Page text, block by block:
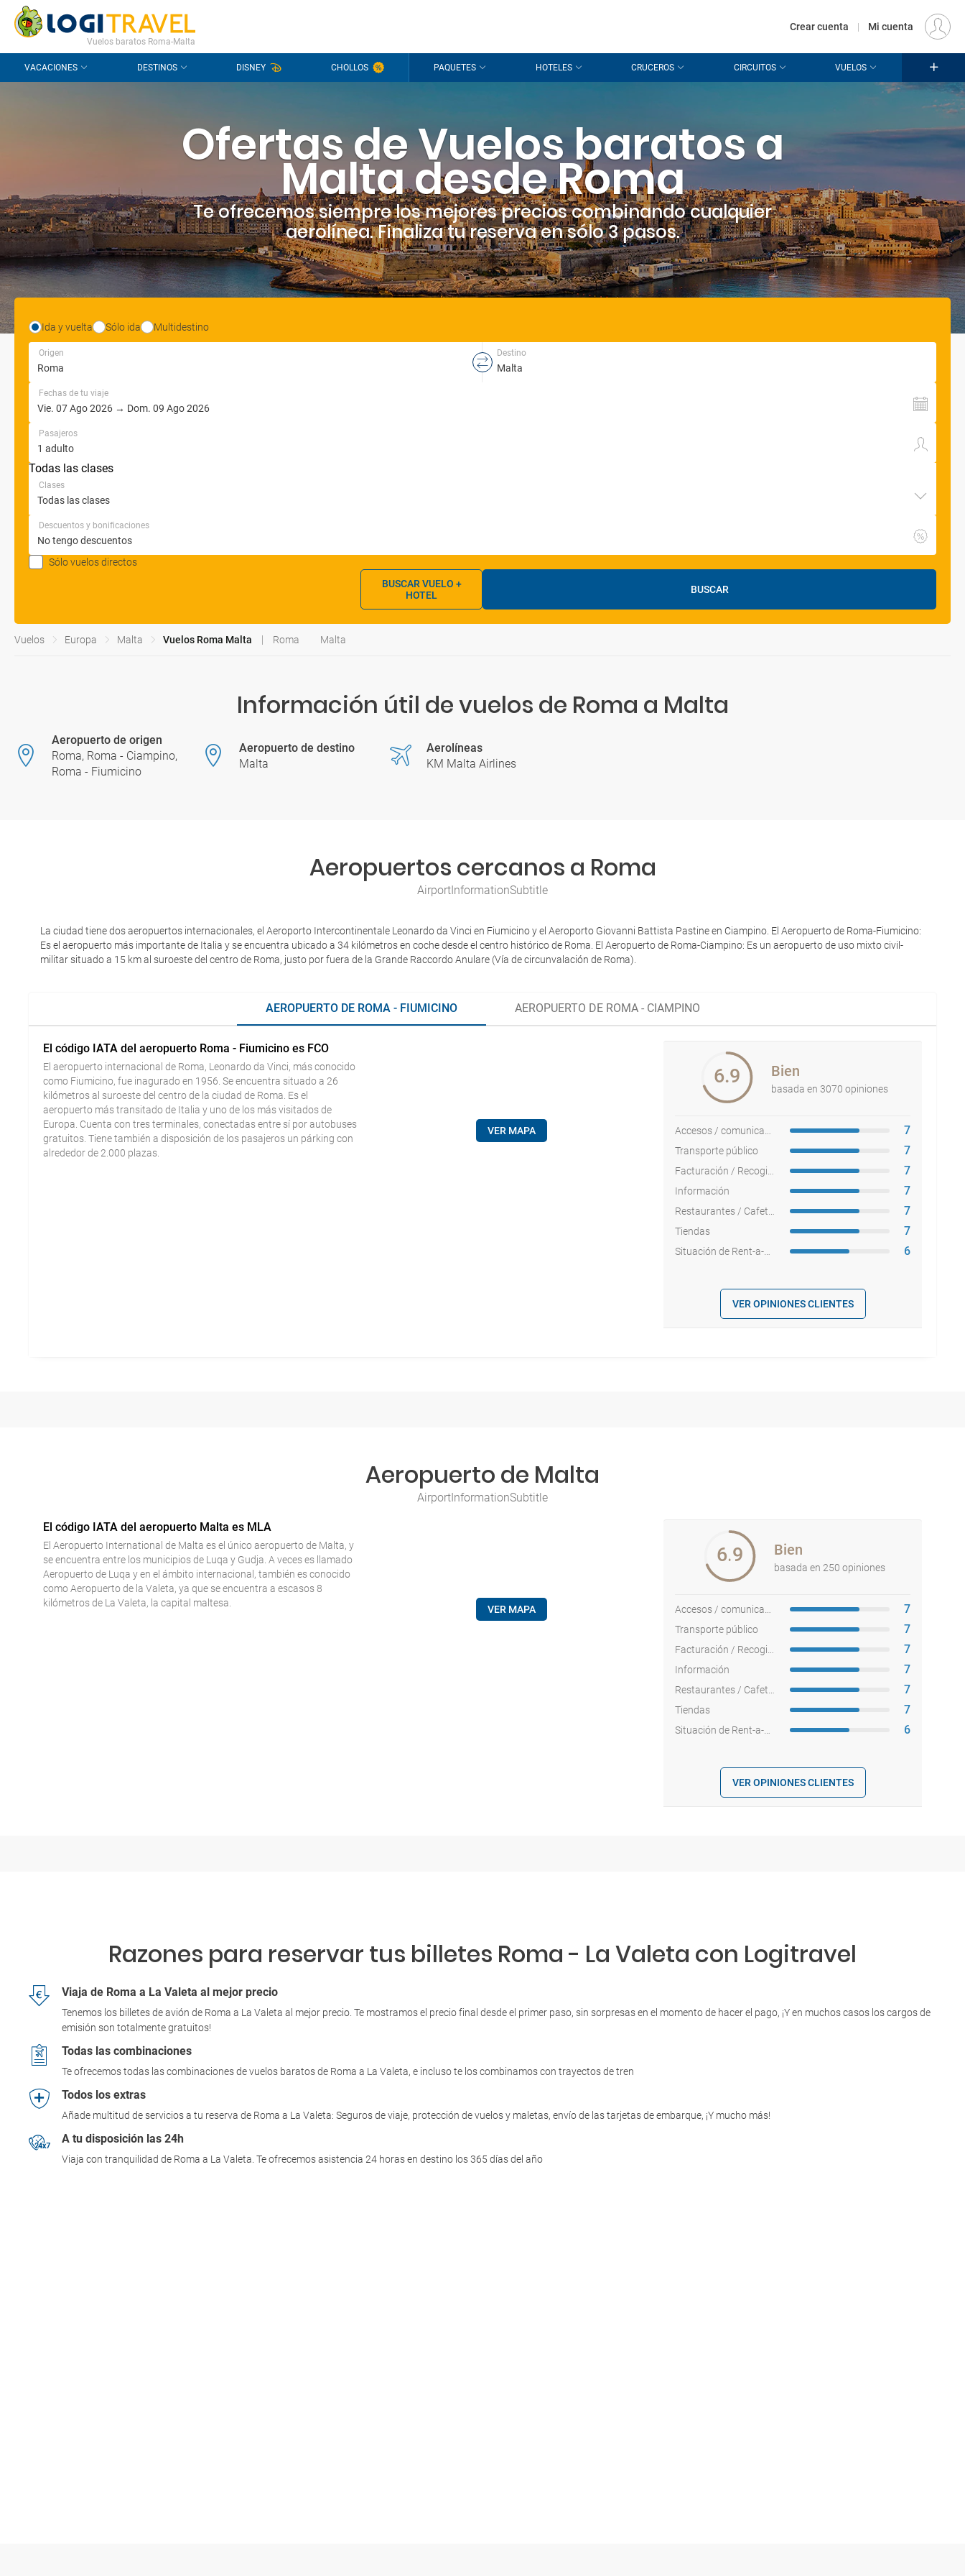
CONTACTO PREGUNTAS FRECUENTES EUR
Vuelos baratos Roma-Malta
Crear cuenta | Mi cuenta
VACACIONES DESTINOS DISNEY CHOLLOS PAQUETES HOTELES CRUCEROS CIRCUITOS VUELOS
Ofertas de Vuelos baratos a
Malta desde Roma
Te ofrecemos siempre los mejores precios combinando cualquier
aerolínea. Finaliza tu reserva en sólo 3 pasos.
Ida y vuelta Sólo ida Multidestino
Origen Destino
Fechas de tu viaje
Pasajeros
Todas las clases
Clases
Descuentos y bonificaciones
Sólo vuelos directos
BUSCAR
BUSCAR VUELO +
HOTEL
Vuelos Europa Malta Vuelos Roma Malta Roma Malta
Información útil de vuelos de Roma a Malta
Aeropuerto de origen
Roma, Roma - Ciampino,
Roma - Fiumicino
Aeropuerto de destino
Malta
Aerolíneas
KM Malta Airlines
Aeropuertos cercanos a Roma
AirportInformationSubtitle
La ciudad tiene dos aeropuertos internacionales, el Aeroporto Intercontinentale Leonardo da Vinci en Fiumicino y el Aeroporto Giovanni Battista Pastine en Ciampino. El Aeropuerto de Roma-Fiumicino:
Es el aeropuerto más importante de Italia y se encuentra ubicado a 34 kilómetros en coche desde el centro histórico de Roma. El Aeropuerto de Roma-Ciampino: Es un aeropuerto de uso mixto civil-
militar situado a 15 km al suroeste del centro de Roma, justo por fuera de la Grande Raccordo Anulare (Vía de circunvalación de Roma).
AEROPUERTO DE ROMA - FIUMICINO AEROPUERTO DE ROMA - CIAMPINO
El código IATA del aeropuerto Roma - Fiumicino es FCO
El aeropuerto internacional de Roma, Leonardo da Vinci, más conocido
como Fiumicino, fue inagurado en 1956. Se encuentra situado a 26
kilómetros al suroeste del centro de la ciudad de Roma. Es el
aeropuerto más transitado de Italia y uno de los más visitados de
Europa. Cuenta con tres terminales, conectadas entre sí por autobuses
gratuitos. Tiene también a disposición de los pasajeros un párking con
alrededor de 2.000 plazas.
VER MAPA
6.9 Bien
basada en 3070 opiniones
7
Transporte público 7
7
Información 7
7
Tiendas 7
6
VER OPINIONES CLIENTES
Aeropuerto de Malta
AirportInformationSubtitle
El código IATA del aeropuerto Malta es MLA
El Aeropuerto International de Malta es el único aeropuerto de Malta, y
se encuentra entre los municipios de Luqa y Gudja. A veces es llamado
Aeropuerto de Luqa y en el ámbito internacional, también es conocido
como Aeropuerto de la Valeta, ya que se encuentra a escasos 8
kilómetros de La Valeta, la capital maltesa.
VER MAPA
6.9 Bien
basada en 250 opiniones
7
Transporte público 7
7
Información 7
7
Tiendas 7
6
VER OPINIONES CLIENTES
Razones para reservar tus billetes Roma - La Valeta con Logitravel
Viaja de Roma a La Valeta al mejor precio
Tenemos los billetes de avión de Roma a La Valeta al mejor precio. Te mostramos el precio final desde el primer paso, sin sorpresas en el momento de hacer el pago, ¡Y en muchos casos los cargos de
emisión son totalmente gratuitos!
Todas las combinaciones
Te ofrecemos todas las combinaciones de vuelos baratos de Roma a La Valeta, e incluso te los combinamos con trayectos de tren
Todos los extras
Añade multitud de servicios a tu reserva de Roma a La Valeta: Seguros de viaje, protección de vuelos y maletas, envío de las tarjetas de embarque, ¡Y mucho más!
A tu disposición las 24h
Viaja con tranquilidad de Roma a La Valeta. Te ofrecemos asistencia 24 horas en destino los 365 días del año